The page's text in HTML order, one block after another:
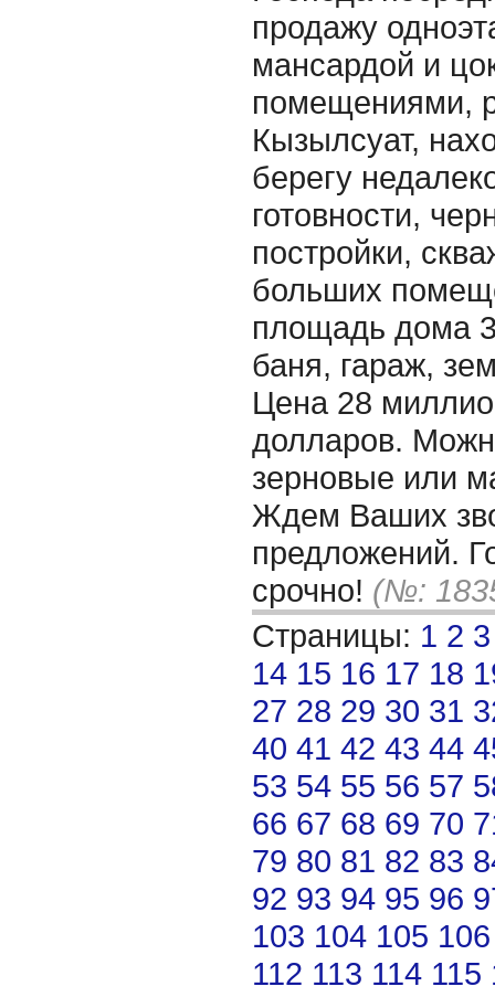
продажу
мансардой и
помещениями,
Кызылсуат,
берегу
готовности,
постройки,
больших
площадь дома
баня, гараж,
Цена 28
долларов.
зерновые или
Ждем Ваших
предложений.
срочно! (№:
Страницы: 1 2 3
14 15 16 17 18
27 28 29 30 31
40 41 42 43 44
53 54 55 56 57
66 67 68 69 70
79 80 81 82 83
92 93 94 95 96
103 104 105 106
112 113 114 115